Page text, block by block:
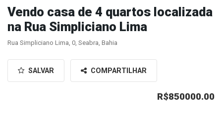
Vendo casa de 4 quartos localizada
na Rua Simpliciano Lima
Rua Simpliciano Lima, 0, Seabra, Bahia
SALVAR COMPARTILHAR
R$850000.00